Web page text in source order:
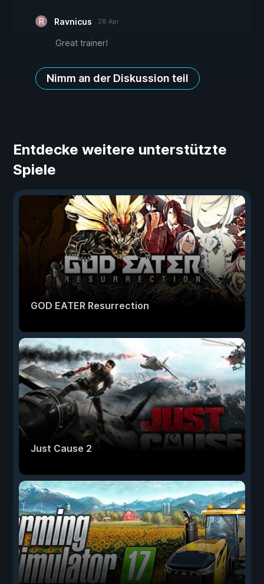
Ravnicus 28 Apr
Great trainer!
Nimm an der Diskussion teil
Entdecke weitere unterstützte
Spiele
GOD EATER Resurrection
Just Cause 2